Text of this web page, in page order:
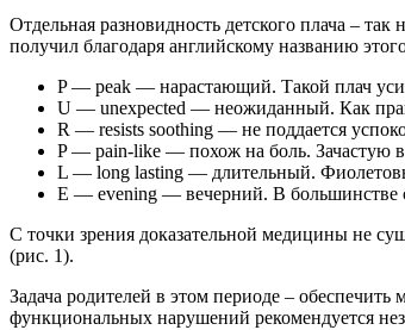
Отдельная разновидность детского плача –
получил благодаря английскому названию
P — peak — нарастающий. Такой плач
U — unexpected — неожиданный. Как
R — resists soothing — не поддается
P — pain-like — похож на боль. Зачастую
L — long lasting — длительный.
E — evening — вечерний. В большинстве
С точки зрения доказательной медицины не
(рис. 1).
Задача родителей в этом периоде –
функциональных нарушений рекомендуется